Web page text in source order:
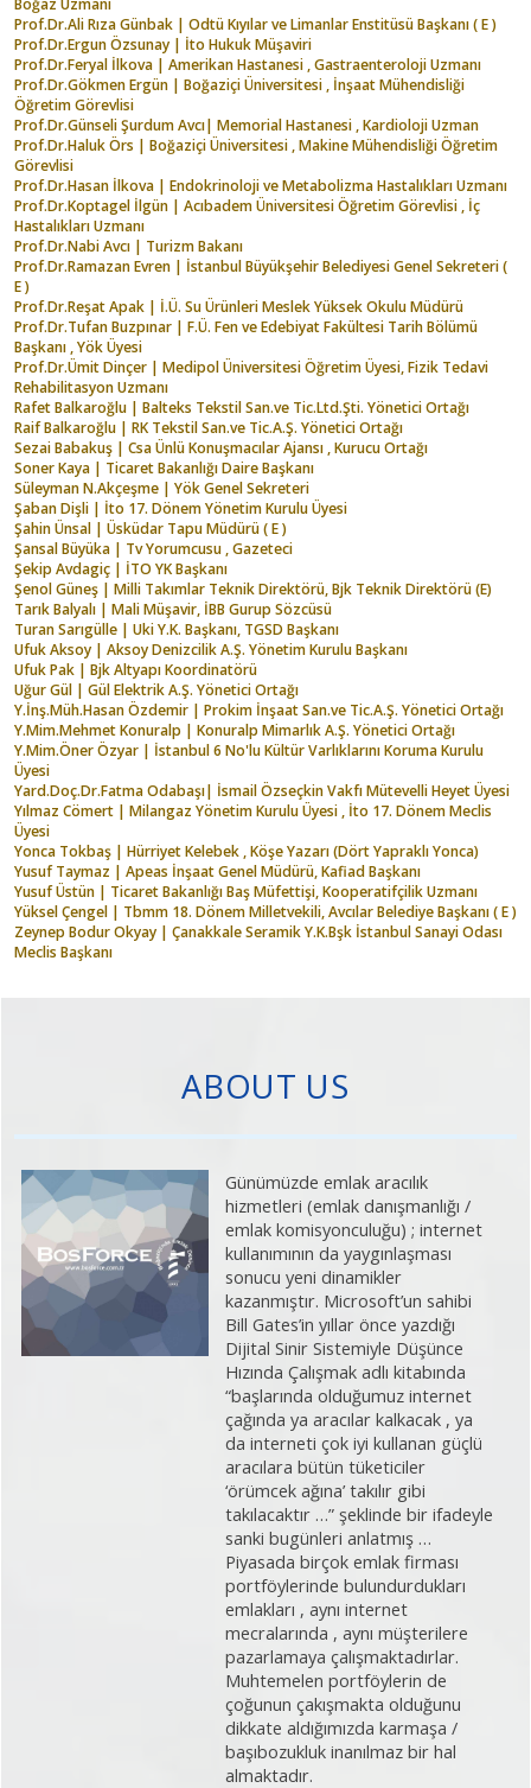
Prof.Dr.Ali Rıza Günbak | Odtü Kıyılar ve Limanlar Enstitüsü Başkanı ( E )
Prof.Dr.Ergun Özsunay | İto Hukuk Müşaviri
Prof.Dr.Feryal İlkova | Amerikan Hastanesi , Gastraenteroloji Uzmanı
Prof.Dr.Gökmen Ergün | Boğaziçi Üniversitesi , İnşaat Mühendisliği
Öğretim Görevlisi
Prof.Dr.Günseli Şurdum Avcı| Memorial Hastanesi , Kardioloji Uzman
Prof.Dr.Haluk Örs | Boğaziçi Üniversitesi , Makine Mühendisliği Öğretim
Görevlisi
Prof.Dr.Hasan İlkova | Endokrinoloji ve Metabolizma Hastalıkları Uzmanı
Prof.Dr.Koptagel İlgün | Acıbadem Üniversitesi Öğretim Görevlisi , İç
Hastalıkları Uzmanı
Prof.Dr.Nabi Avcı | Turizm Bakanı
Prof.Dr.Ramazan Evren | İstanbul Büyükşehir Belediyesi Genel Sekreteri (
E )
Prof.Dr.Reşat Apak | İ.Ü. Su Ürünleri Meslek Yüksek Okulu Müdürü
Prof.Dr.Tufan Buzpınar | F.Ü. Fen ve Edebiyat Fakültesi Tarih Bölümü
Başkanı , Yök Üyesi
Prof.Dr.Ümit Dinçer | Medipol Üniversitesi Öğretim Üyesi, Fizik Tedavi
Rehabilitasyon Uzmanı
Rafet Balkaroğlu | Balteks Tekstil San.ve Tic.Ltd.Şti. Yönetici Ortağı
Raif Balkaroğlu | RK Tekstil San.ve Tic.A.Ş. Yönetici Ortağı
Sezai Babakuş | Csa Ünlü Konuşmacılar Ajansı , Kurucu Ortağı
Soner Kaya | Ticaret Bakanlığı Daire Başkanı
Süleyman N.Akçeşme | Yök Genel Sekreteri
Şaban Dişli | İto 17. Dönem Yönetim Kurulu Üyesi
Şahin Ünsal | Üsküdar Tapu Müdürü ( E )
Şansal Büyüka | Tv Yorumcusu , Gazeteci
Şekip Avdagiç | İTO YK Başkanı
Şenol Güneş | Milli Takımlar Teknik Direktörü, Bjk Teknik Direktörü (E)
Tarık Balyalı | Mali Müşavir, İBB Gurup Sözcüsü
Turan Sarıgülle | Uki Y.K. Başkanı, TGSD Başkanı
Ufuk Aksoy | Aksoy Denizcilik A.Ş. Yönetim Kurulu Başkanı
Ufuk Pak | Bjk Altyapı Koordinatörü
Uğur Gül | Gül Elektrik A.Ş. Yönetici Ortağı
Y.İnş.Müh.Hasan Özdemir | Prokim İnşaat San.ve Tic.A.Ş. Yönetici Ortağı
Y.Mim.Mehmet Konuralp | Konuralp Mimarlık A.Ş. Yönetici Ortağı
Y.Mim.Öner Özyar | İstanbul 6 No'lu Kültür Varlıklarını Koruma Kurulu
Üyesi
Yard.Doç.Dr.Fatma Odabaşı| İsmail Özseçkin Vakfı Mütevelli Heyet Üyesi
Yılmaz Cömert | Milangaz Yönetim Kurulu Üyesi , İto 17. Dönem Meclis
Üyesi
Yonca Tokbaş | Hürriyet Kelebek , Köşe Yazarı (Dört Yapraklı Yonca)
Yusuf Taymaz | Apeas İnşaat Genel Müdürü, Kafiad Başkanı
Yusuf Üstün | Ticaret Bakanlığı Baş Müfettişi, Kooperatifçilik Uzmanı
Yüksel Çengel | Tbmm 18. Dönem Milletvekili, Avcılar Belediye Başkanı ( E )
Zeynep Bodur Okyay | Çanakkale Seramik Y.K.Bşk İstanbul Sanayi Odası
Meclis Başkanı
ABOUT US
Günümüzde emlak aracılık
hizmetleri (emlak danışmanlığı /
emlak komisyonculuğu) ; internet
kullanımının da yaygınlaşması
sonucu yeni dinamikler
kazanmıştır. Microsoft’un sahibi
Bill Gates’in yıllar önce yazdığı
Dijital Sinir Sistemiyle Düşünce
Hızında Çalışmak adlı kitabında
“başlarında olduğumuz internet
çağında ya aracılar kalkacak , ya
da interneti çok iyi kullanan güçlü
aracılara bütün tüketiciler
‘örümcek ağına’ takılır gibi
takılacaktır …” şeklinde bir ifadeyle
sanki bugünleri anlatmış …
Piyasada birçok emlak firması
portföylerinde bulundurdukları
emlakları , aynı internet
mecralarında , aynı müşterilere
pazarlamaya çalışmaktadırlar.
Muhtemelen portföylerin de
çoğunun çakışmakta olduğunu
dikkate aldığımızda karmaşa /
başıbozukluk inanılmaz bir hal
almaktadır.